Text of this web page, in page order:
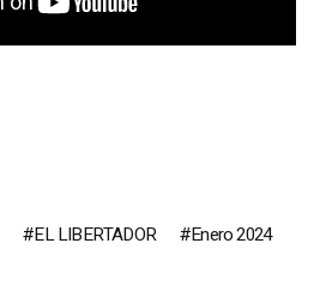
EL LIBERTADOR
Enero 2024